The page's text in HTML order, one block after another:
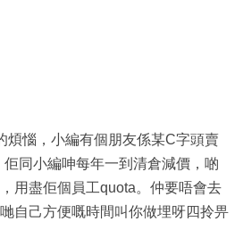
煩惱，小編有個朋友係某C字頭賣
同小編呻每年一到清倉減價，啲
用盡佢個員工quota。仲要唔會去
自己方便嘅時間叫你做埋呀四拎畀